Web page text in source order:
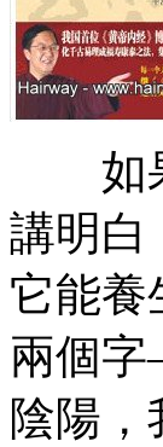
如果
講明白
它能養
兩個
陰陽